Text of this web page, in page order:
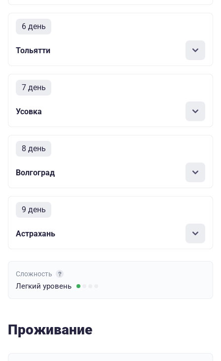
6 день
Тольятти
7 день
Усовка
8 день
Волгоград
9 день
Астрахань
Сложность
Легкий уровень
Проживание